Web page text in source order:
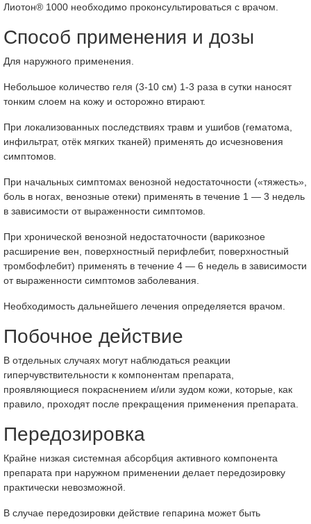
Лиотон® 1000 необходимо проконсультироваться с врачом.
Способ применения и дозы
Для наружного применения.
Небольшое количество геля (3-10 см) 1-3 раза в сутки наносят
тонким слоем на кожу и осторожно втирают.
При локализованных последствиях травм и ушибов (гематома,
инфильтрат, отёк мягких тканей) применять до исчезновения
симптомов.
При начальных симптомах венозной недостаточности («тяжесть»,
боль в ногах, венозные отеки) применять в течение 1 — 3 недель
в зависимости от выраженности симптомов.
При хронической венозной недостаточности (варикозное
расширение вен, поверхностный перифлебит, поверхностный
тромбофлебит) применять в течение 4 — 6 недель в зависимости
от выраженности симптомов заболевания.
Необходимость дальнейшего лечения определяется врачом.
Побочное действие
В отдельных случаях могут наблюдаться реакции
гиперчувствительности к компонентам препарата,
проявляющиеся покраснением и/или зудом кожи, которые, как
правило, проходят после прекращения применения препарата.
Передозировка
Крайне низкая системная абсорбция активного компонента
препарата при наружном применении делает передозировку
практически невозможной.
В случае передозировки действие гепарина может быть